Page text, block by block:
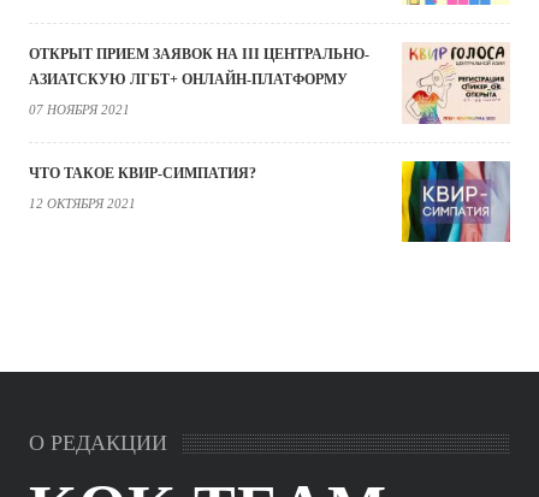
ОТКРЫТ ПРИЕМ ЗАЯВОК НА III ЦЕНТРАЛЬНО-
АЗИАТСКУЮ ЛГБТ+ ОНЛАЙН-ПЛАТФОРМУ
07 НОЯБРЯ 2021
ЧТО ТАКОЕ КВИР-СИМПАТИЯ?
12 ОКТЯБРЯ 2021
О РЕДАКЦИИ